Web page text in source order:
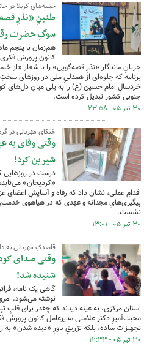
خیمه‌های کربلا در
طنینِ «نذرِ
سوگِ حضرت
هم‌زمان با پنجم
کانون پرورش
جریانِ ماندگار «نذرِ قصه‌گویی» را با شعار «از
برنامه که جلوه‌ای از همدلیِ ملی در روزهای
خردسالِ امام حسین (ع) را به پلی میانِ دل‌های
جنوبی کشور تبدیل کرده است.
۳۰ تیر ۰۵ - ۲۳:۵۸
خنکای مهربانی در
وقتی وفای به
شیرین کرد!
درست در روزهایی
«کردیجان»
اقدامِ عملی، نشان داد که رفاه و آسایشِ اعضای
پیگیری‌هایِ مجدانه و عهدی که در هیاهوی
نشست.
۳۰ تیر ۰۵ - ۱۳:۰۱
قاصدکِ مهربانی به
وقتی صدای
شنیده شد!
گاهی یک نامه،
نوشته می‌شود.
استان مرکزی، به عینه دیدند که چقدر برای
محبت‌آمیزِ دکتر علامتی مدیرعامل کانون پرورش
تجهیزات ساده، بلکه تزریقِ باورِ «دیده شدن» به
۳۰ تیر ۰۵ - ۱۲:۳۳